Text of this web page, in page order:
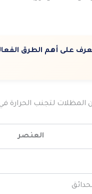
على أهم الطرق
العنصر